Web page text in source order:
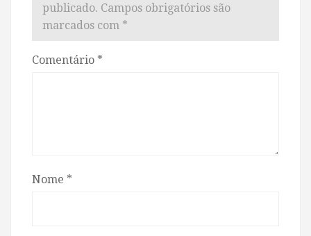
publicado. Campos obrigatórios são
marcados com *
Comentário *
Nome *